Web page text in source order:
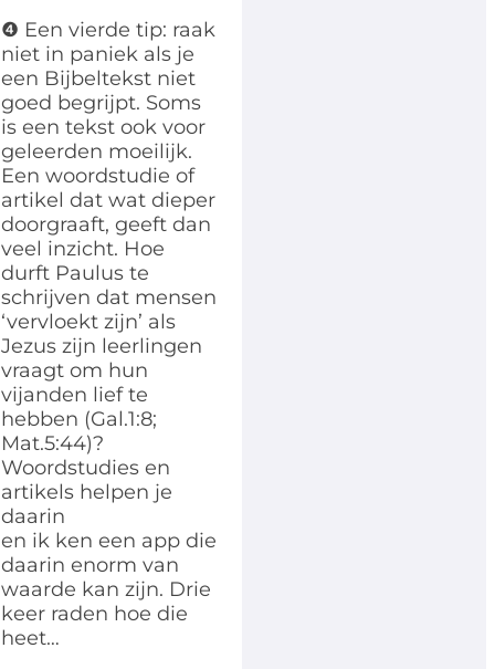
❹ Een vierde tip: raak
niet in paniek als je
een Bijbeltekst niet
goed begrijpt. Soms
is een tekst ook voor
geleerden moeilijk.
Een woordstudie of
artikel dat wat dieper
doorgraaft, geeft dan
veel inzicht. Hoe
durft Paulus te
schrijven dat mensen
‘vervloekt zijn’ als
Jezus zijn leerlingen
vraagt om hun
vijanden lief te
hebben (Gal.1:8;
Mat.5:44)?
Woordstudies en
artikels helpen je
daarin
en ik ken een app die
daarin enorm van
waarde kan zijn. Drie
keer raden hoe die
heet…